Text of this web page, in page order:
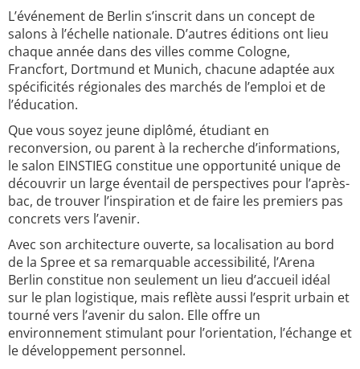
L’événement de Berlin s’inscrit dans un concept de
salons à l’échelle nationale. D’autres éditions ont lieu
chaque année dans des villes comme Cologne,
Francfort, Dortmund et Munich, chacune adaptée aux
spécificités régionales des marchés de l’emploi et de
l’éducation.
Que vous soyez jeune diplômé, étudiant en
reconversion, ou parent à la recherche d’informations,
le salon EINSTIEG constitue une opportunité unique de
découvrir un large éventail de perspectives pour l’après-
bac, de trouver l’inspiration et de faire les premiers pas
concrets vers l’avenir.
Avec son architecture ouverte, sa localisation au bord
de la Spree et sa remarquable accessibilité, l’Arena
Berlin constitue non seulement un lieu d’accueil idéal
sur le plan logistique, mais reflète aussi l’esprit urbain et
tourné vers l’avenir du salon. Elle offre un
environnement stimulant pour l’orientation, l’échange et
le développement personnel.